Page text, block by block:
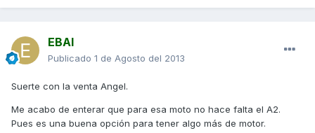
EBAI
Publicado 1 de Agosto del 2013
Suerte con la venta Angel.
Me acabo de enterar que para esa moto no hace falta el A2.
Pues es una buena opción para tener algo más de motor.